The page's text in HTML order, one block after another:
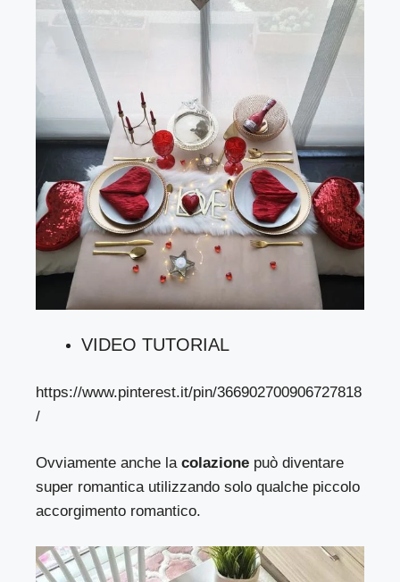
VIDEO TUTORIAL
https://www.pinterest.it/pin/366902700906727818
/
Ovviamente anche lacolazione può diventare
super romantica utilizzando solo qualche piccolo
accorgimento romantico.